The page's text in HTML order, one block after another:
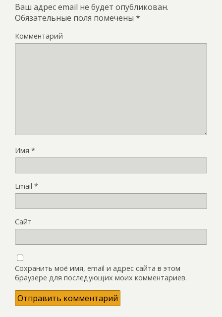
Ваш адрес email не будет опубликован.
Обязательные поля помечены *
Комментарий
Имя *
Email *
Сайт
Сохранить моё имя, email и адрес сайта в этом
браузере для последующих моих комментариев.